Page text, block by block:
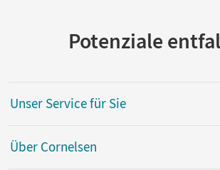
Potenziale
Unser Service für Sie
Über Cornelsen